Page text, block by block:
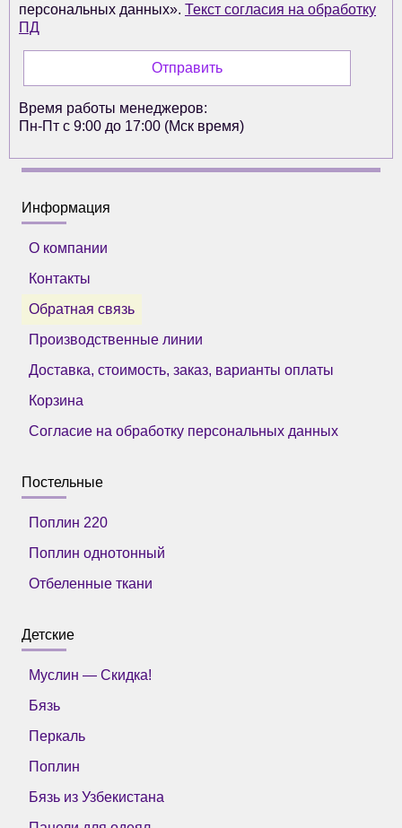
персональных данных». Текст согласия на обработку
ПД
Время работы менеджеров:
Пн-Пт с 9:00 до 17:00 (Мск время)
Информация
О компании
Контакты
Обратная связь
Производственные линии
Доставка, стоимость, заказ, варианты оплаты
Корзина
Согласие на обработку персональных данных
Постельные
Поплин 220
Поплин однотонный
Отбеленные ткани
Детские
Муслин — Скидка!
Бязь
Перкаль
Поплин
Бязь из Узбекистана